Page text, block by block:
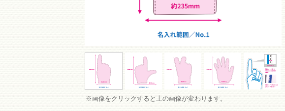
※画像をクリックすると上の画像が変わります。